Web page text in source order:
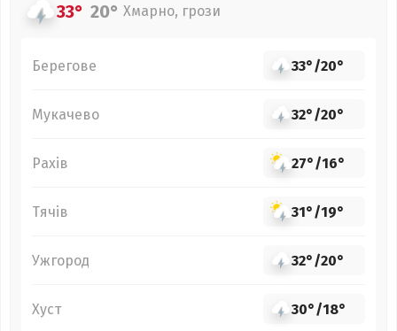
33° 20° Хмарно, грози
Берегове 33°/20°
Мукачево 32°/20°
Рахів 27°/16°
Тячів 31°/19°
Ужгород 32°/20°
Хуст 30°/18°